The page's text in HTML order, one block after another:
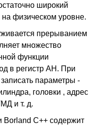
широкий
на физическом уровне.
прерыванием
множество
функции
в регистр AH. При
параметры -
головки , адрес
и т. д.
Borland C++ содержит